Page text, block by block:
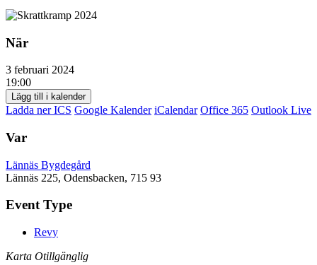
När
3 februari 2024
19:00
Lägg till i kalender
Ladda ner ICS Google Kalender iCalendar Office 365 Outlook Live
Var
Lännäs Bygdegård
Lännäs 225, Odensbacken, 715 93
Event Type
Revy
Karta Otillgänglig